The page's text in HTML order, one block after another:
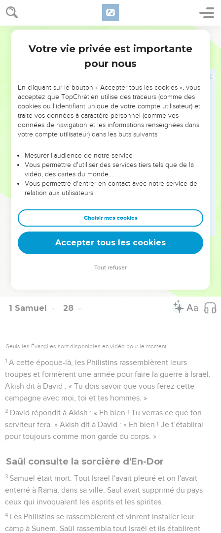
1 Samuel 27
puisse habiter. Pourquoi ton serviteur habiterait-il avec toi
dans la ville royale ? »
Ce jour-là, Akish lui donna Tsiklag. C'est pourquoi Tsiklag a
appartenu aux rois de Juda jusqu'à aujourd’hui.
David resta dans le pays des Philistins durant un an et
David et ses hommes montaient et faisaient des raids chez
les Gueshuriens, les Guirziens et les Amalécites. Ces nations
habitaient la région depuis l’Antiquité, du côté de Shur et
jusqu'en Egypte.
David dévasta cette région. Il ne laissait en vie ni homme ni
chameaux et les vêtements avant de retourner chez Akish.
Akish demandait : « Où avez-vous fait vos coups
aujourd'hui ? » David répondait : « Dans le sud de Juda, des
Jerachmeélites et des Kéniens. »
David ne laissait ni homme ni femme en vie pour les
amener à Gath. Il pensait en effet : « Ils pourraient parler
contre nous et dire : ‘Voilà ce que David a fait.’ » Ce fut sa
manière d'agir durant tout le temps où il habita dans le pays
d’Israël, son peuple, et il sera pour toujours mon serviteur. »
1 Samuel 28
Seuls les Évangiles sont disponibles en vidéo pour le moment.
1 A cette époque-là, les Philistins rassemblèrent leurs
troupes et formèrent une armée pour faire la guerre à Israël.
Akish dit à David : « Tu dois savoir que vous ferez cette
campagne avec moi, toi et tes hommes. »
2 David répondit à Akish : « Eh bien ! Tu verras ce que ton
serviteur fera. » Akish dit à David : « Eh bien ! Je t’établirai
pour toujours comme mon garde du corps. »
Saül consulte la sorcière d'En-Dor
3 Samuel était mort. Tout Israël l'avait pleuré et on l'avait
enterré à Rama, dans sa ville. Saül avait supprimé du pays
ceux qui invoquaient les esprits et les spirites.
4 Les Philistins se rassemblèrent et vinrent installer leur
camp à Sunem. Saül rassembla tout Israël et ils établirent
Votre vie privée est importante
pour nous
En cliquant sur le bouton « Accepter tous les cookies », vous
acceptez que TopChrétien utilise des traceurs (comme des
cookies ou l'identifiant unique de votre compte utilisateur) et
traite vos données à caractère personnel (comme vos
données de navigation et les informations renseignées dans
votre compte utilisateur) dans les buts suivants :
Mesurer l'audience de notre service
Vous permettre d'utiliser des services tiers tels que de la
vidéo, des cartes du monde…
Vous permettre d'entrer en contact avec notre service de
relation aux utilisateurs.
Choisir mes cookies
Accepter tous les cookies
Tout refuser